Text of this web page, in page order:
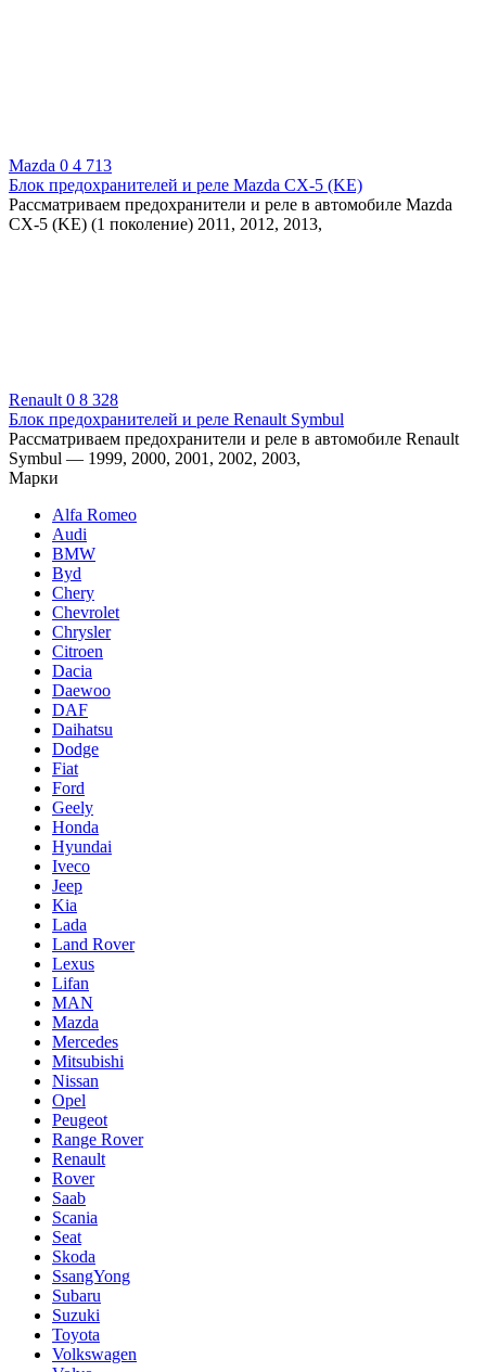
Mazda 0 4 713
Блок предохранителей и реле Mazda CX-5 (KE)
Рассматриваем предохранители и реле в автомобиле Mazda
CX-5 (KE) (1 поколение) 2011, 2012, 2013,
Renault 0 8 328
Блок предохранителей и реле Renault Symbul
Рассматриваем предохранители и реле в автомобиле Renault
Symbul — 1999, 2000, 2001, 2002, 2003,
Марки
Alfa Romeo
Audi
BMW
Byd
Chery
Chevrolet
Chrysler
Citroen
Dacia
Daewoo
DAF
Daihatsu
Dodge
Fiat
Ford
Geely
Honda
Hyundai
Iveco
Jeep
Kia
Lada
Land Rover
Lexus
Lifan
MAN
Mazda
Mercedes
Mitsubishi
Nissan
Opel
Peugeot
Range Rover
Renault
Rover
Saab
Scania
Seat
Skoda
SsangYong
Subaru
Suzuki
Toyota
Volkswagen